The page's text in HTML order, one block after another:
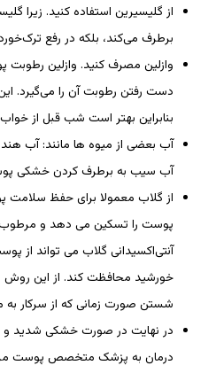
از گلیسیرین استفاده کنید. زیرا
برطرف می‌کند، بلکه در رفع
وازلین مصرف کنید. وازلین
دست رفتن رطوبت آن را می‌گیرد.
بنابراین بهتر است شب قبل از خواب
آب بعضی از میوه ‌ها مانند: آب
آب سیب به برطرف کردن خشکی
از گلاب معمولا برای حفظ
پوست را تسکین می‌ دهد و
آنتی‌اکسیدانی گلاب می‌ تواند از
خورشید محافظت کند. از این روش
شستن صورت زمانی که از سرکار به
در نهایت در صورت خشکی شدید
درمان به پزشک متخصص پوست